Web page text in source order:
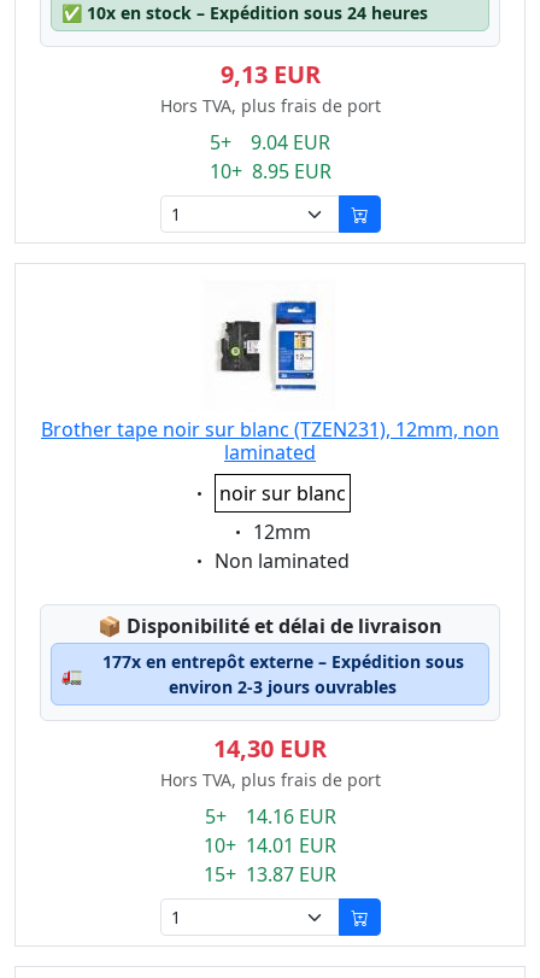
✅ 10x en stock – Expédition sous 24 heures
9,13 EUR
Hors TVA, plus frais de port
5+ 9.04 EUR
10+ 8.95 EUR
Brother tape noir sur blanc (TZEN231), 12mm, non
laminated
Eigenschaft:
noir sur blanc
Eigenschaft:
12mm
Eigenschaft:
Non laminated
📦 Lagerstatus:
Disponibilité et délai de livraison
🚛
177x en entrepôt externe – Expédition sous
environ 2-3 jours ouvrables
14,30 EUR
Hors TVA, plus frais de port
5+ 14.16 EUR
10+ 14.01 EUR
15+ 13.87 EUR